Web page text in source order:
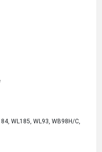
WL185, WL93, WB98H/C,